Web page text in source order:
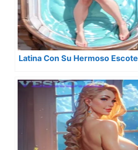
Latina Con Su Hermoso Escote